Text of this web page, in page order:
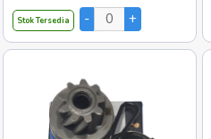
Stok Tersedia